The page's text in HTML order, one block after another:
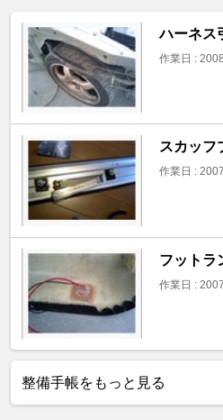
ハーネス
作業日 :
スカッフ
作業日 :
フットラ
作業日 :
整備手帳をもっと見る